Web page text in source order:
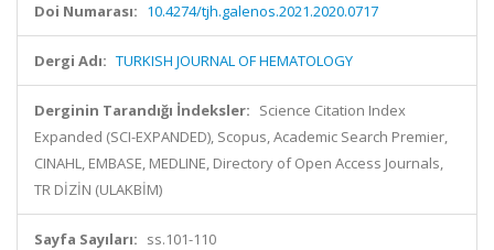
Doi Numarası: 10.4274/tjh.galenos.2021.2020.0717
Dergi Adı: TURKISH JOURNAL OF HEMATOLOGY
Derginin Tarandığı İndeksler: Science Citation Index
Expanded (SCI-EXPANDED), Scopus, Academic Search Premier,
CINAHL, EMBASE, MEDLINE, Directory of Open Access Journals,
TR DİZİN (ULAKBİM)
Sayfa Sayıları: ss.101-110